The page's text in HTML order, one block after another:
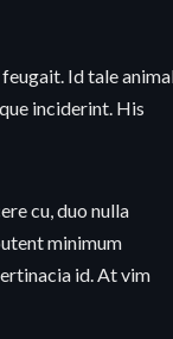
Id tale
inciderint. His
cu, duo nulla
minimum
id. At vim